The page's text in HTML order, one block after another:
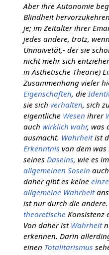
Aber ihre Autonomie
Blindheit
je; im Zeitalter ihrer
jedes andere, trotz,
Unnaivetät,- der sie
nicht mehr sich
in Ästhetische Theorie)
Zusammenhang vieler
Eigenschaften, die
sie sich verhalten, sich
eigentliche Wesen ihrer
auch wirklich wahr, was
ausmacht. Wahrheitist
Erkenntnis von dem
seines Daseins, wie es im
allgemeinen Sosein auch
daher gibt es keine
allgemeine Wahrheitans
ist nur durch die
theoretische Konsistenz
Von daher ist Wahrheit
erkennen. Darin
einen Totalitarismus